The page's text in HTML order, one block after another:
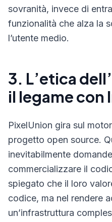
sovranità, invece di
funzionalità che alza la
l’utente medio.
3. L’etica
il legame con
PixelUnion gira sul
progetto open source.
inevitabilmente
commercializzare il
spiegato che il loro
codice, ma nel rendere
un’infrastruttura